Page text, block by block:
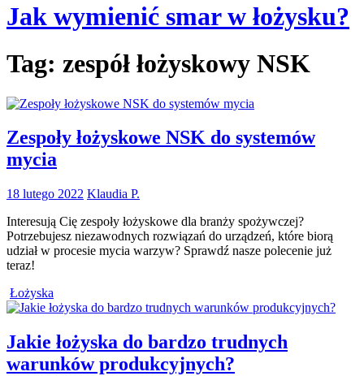
Jak wymienić smar w łożysku?
Tag: zespół łożyskowy NSK
Zespoły łożyskowe NSK do systemów
mycia
18 lutego 2022 Klaudia P.
Interesują Cię zespoły łożyskowe dla branży spożywczej?
Potrzebujesz niezawodnych rozwiązań do urządzeń, które biorą
udział w procesie mycia warzyw? Sprawdź nasze polecenie już
teraz!
Łożyska
Jakie łożyska do bardzo trudnych
warunków produkcyjnych?